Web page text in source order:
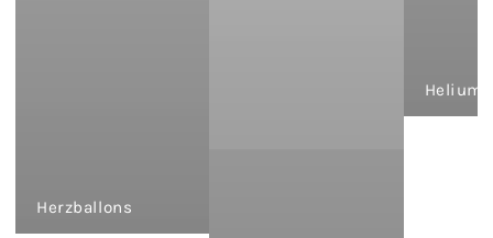
Herzballons